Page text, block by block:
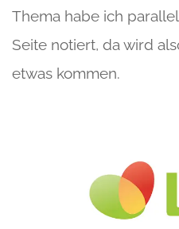
Thema habe ich
Seite notiert, da wird
etwas kommen.